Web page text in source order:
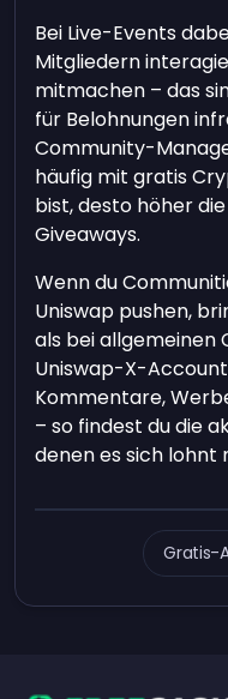
Bei Live-Events
Mitgliedern
mitmachen – das
für Belohnungen
Community-
häufig mit gratis
bist, desto höher
Giveaways.
Wenn du
Uniswap pushen,
als bei allgemeinen
Uniswap-X-
Kommentare,
– so findest du die
denen es sich lohnt
Gratis-